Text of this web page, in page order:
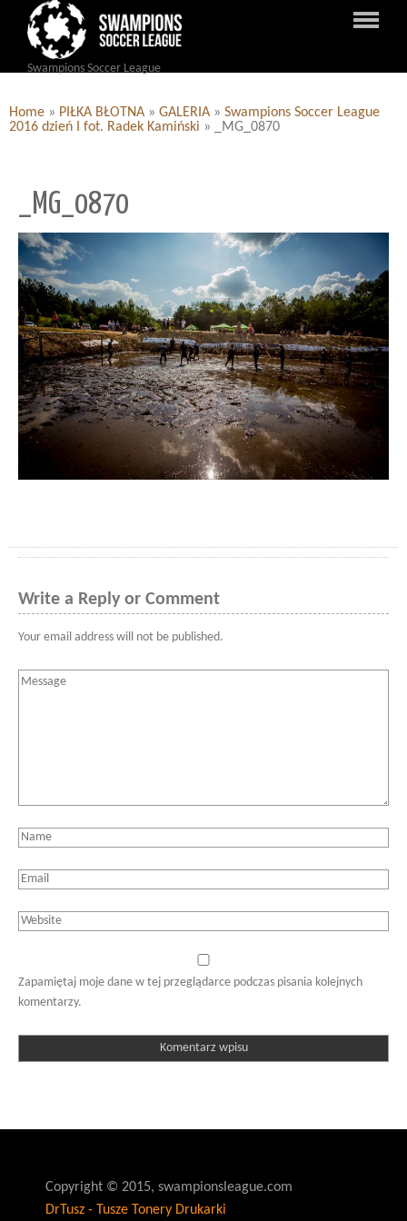
Swampions Soccer League
Home » PIŁKA BŁOTNA » GALERIA » Swampions Soccer League
2016 dzień I fot. Radek Kamiński » _MG_0870
_MG_0870
Write a Reply or Comment
Your email address will not be published.
Zapamiętaj moje dane w tej przeglądarce podczas pisania kolejnych
komentarzy.
Copyright © 2015, swampionsleague.com
DrTusz - Tusze Tonery Drukarki